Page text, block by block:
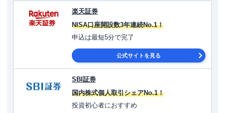
楽天証券
NISA口座開設数3年連続No.1！
申込は最短5分で完了
公式サイトを見る
SBI証券
国内株式個人取引シェアNo.1！
投資初心者におすすめ